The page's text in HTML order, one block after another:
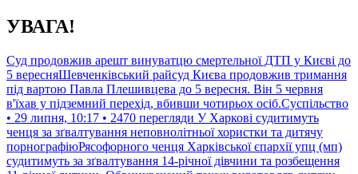
Перейти
до
УВАГА!
Суд продовжив арешт винуватцю смертельної ДТП у Києві до
5 вересняШевченківський райсуд Києва продовжив тримання
під вартою Павла Плешивцева до 5 вересня. Він 5 червня
в'їхав у підземний перехід, вбивши чотирьох осіб.Суспільство
• 29 липня, 10:17 • 2470 перегляди У Харкові судитимуть
ченця за зґвалтування неповнолітньої хористки та дитячу
порнографіюРясофорного ченця Харківської єпархії упц (мп)
судитимуть за зґвалтування 14-річної дівчини та розбещення